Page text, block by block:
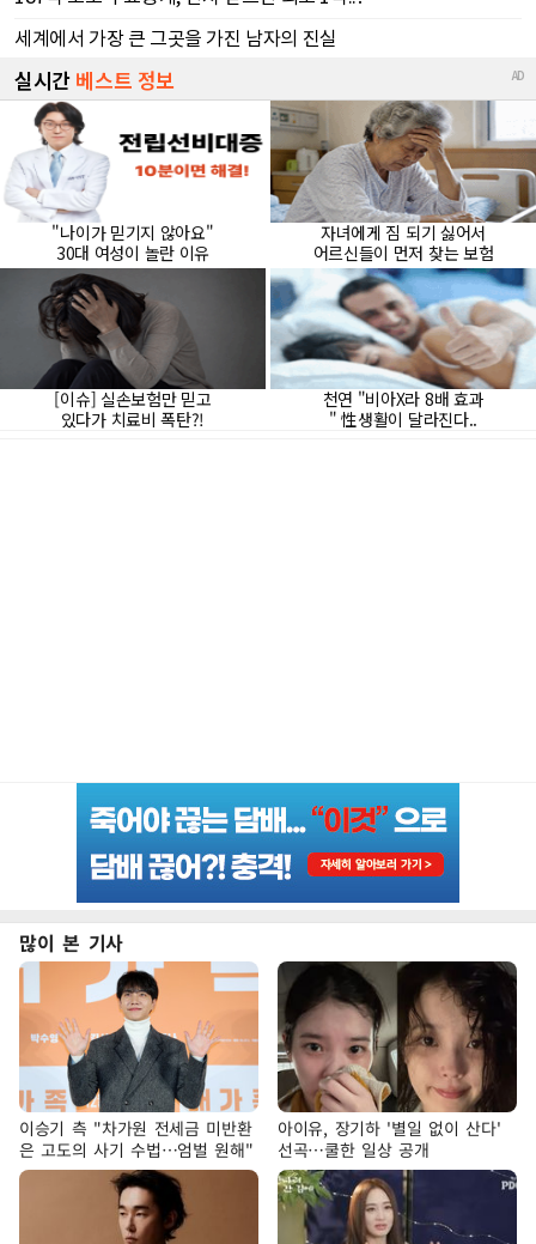
많이 본 기사
이승기 측 "차가원 전세금 미반환
은 고도의 사기 수법…엄벌 원해"
아이유, 장기하 '별일 없이 산다'
선곡…쿨한 일상 공개